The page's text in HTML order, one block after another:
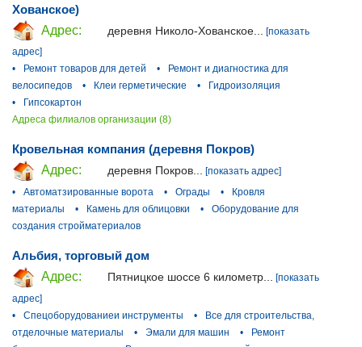
Хованское)
Адрес:
деревня Николо-Хованское...
[показать
адрес]
•
Ремонт товаров для детей •
Ремонт и диагностика для
велосипедов
• Клеи герметические •
Гидроизоляция
•
Гипсокартон
Адреса филиалов организации (8)
Кровельная компания (деревня Покров)
Адрес:
деревня Покров... [показать адрес]
•
Автоматзированные ворота • Ограды •
Кровля
материалы
• Камень для облицовки •
Оборудование для
создания стройматериалов
Альбия, торговый дом
Адрес:
Пятницкое шоссе 6 километр... [показать
адрес]
•
Спецоборудованиеи инструменты •
Все для строительства,
отделочные материалы
• Эмали для машин •
Ремонт